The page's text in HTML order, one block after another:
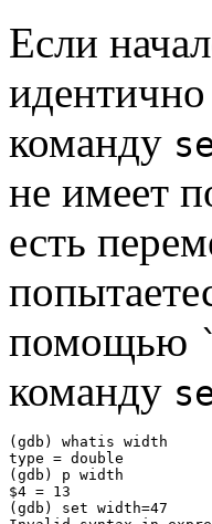
Если
команду
не имеет
есть
помощью
команду
(gdb) whatis width
type = double
(gdb) p width
$4 = 13
(gdb) set width=47